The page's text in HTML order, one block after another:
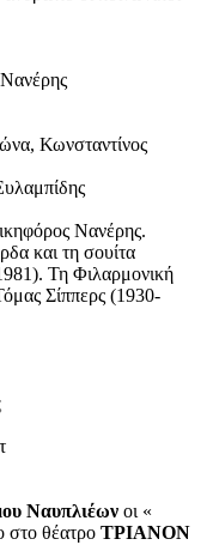
Κωνσταντίνος
Νανέρης.
και τη σουίτα
Τη Φιλαρμονική
Σίππερς (1930-
Ναυπλιέων οι «
στο θέατρο ΤΡΙΑΝΟΝ